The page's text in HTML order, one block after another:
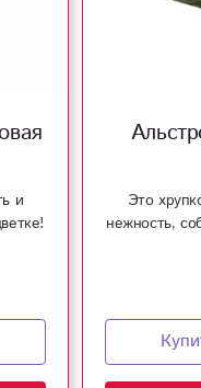
и
Это
нежность,